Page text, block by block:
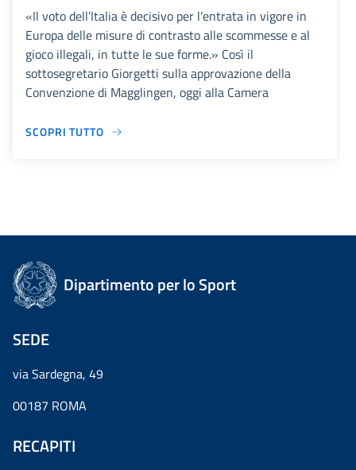
«Il voto dell’Italia è decisivo per l’entrata in vigore in
Europa delle misure di contrasto alle scommesse e al
gioco illegali, in tutte le sue forme.» Così il
sottosegretario Giorgetti sulla approvazione della
Convenzione di Magglingen, oggi alla Camera
SCOPRI TUTTO
Dipartimento per lo Sport
SEDE
via Sardegna, 49
00187 ROMA
RECAPITI